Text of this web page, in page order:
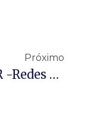
Próximo
TCE-PR -Redes Sociais De Órgão Público Não Podem Servir À Promoção Pessoal De Gestor